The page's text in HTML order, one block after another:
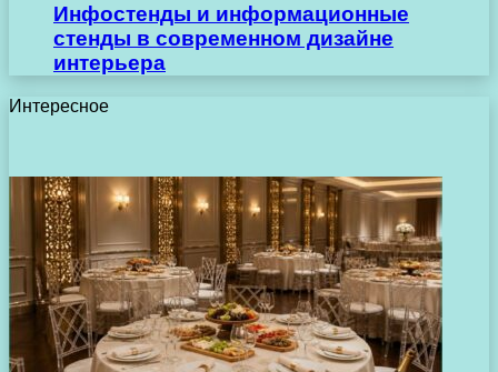
Инфостенды и информационные
стенды в современном дизайне
интерьера
Интересное